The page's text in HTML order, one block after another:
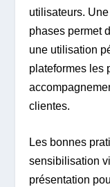
utilisateurs.
phases permet
une utilisation
plateformes les
clientes.
Les bonnes
sensibilisation
présentation